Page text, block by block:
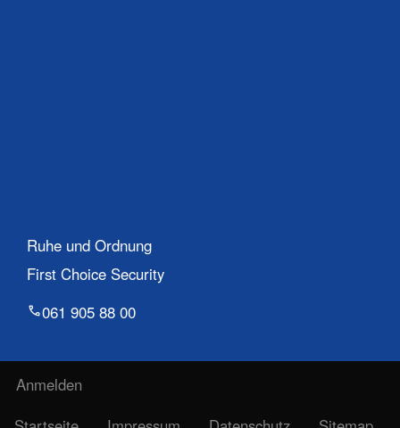
Ruhe und Ordnung
First Choice Security
061 905 88 00
Benutzermenü
Anmelden
Fußzeile